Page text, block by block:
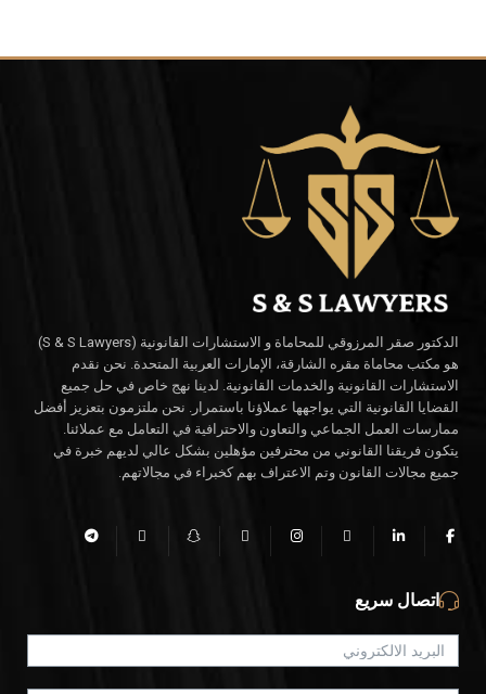
الدكتور صقر المرزوقي للمحاماة و الاستشارات القانونية (S & S Lawyers)
هو مكتب محاماة مقره الشارقة، الإمارات العربية المتحدة. نحن نقدم
الاستشارات القانونية والخدمات القانونية. لدينا نهج خاص في حل جميع
القضايا القانونية التي يواجهها عملاؤنا باستمرار. نحن ملتزمون بتعزيز أفضل
ممارسات العمل الجماعي والتعاون والاحترافية في التعامل مع عملائنا.
يتكون فريقنا القانوني من محترفين مؤهلين بشكل عالي لديهم خبرة في
جميع مجالات القانون وتم الاعتراف بهم كخبراء في مجالاتهم.
اتصال سريع